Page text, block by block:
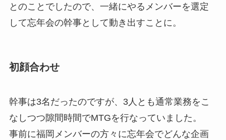
とのことでしたので、一緒にやるメンバーを選定
して忘年会の幹事として動き出すことに。
初顔合わせ
幹事は3名だったのですが、3人とも通常業務をこ
なしつつ隙間時間でMTGを行なっていました。
事前に福岡メンバーの方々に忘年会でどんな企画